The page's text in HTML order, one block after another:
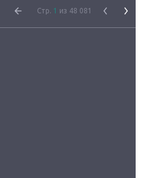
Стр. 1 из 48 081